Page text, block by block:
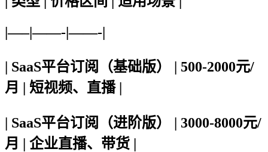
|—–|——-|——-|
| SaaS平台订阅（基础版） | 500-2000元/
月 | 短视频、直播 |
| SaaS平台订阅（进阶版） | 3000-8000元/
月 | 企业直播、带货 |